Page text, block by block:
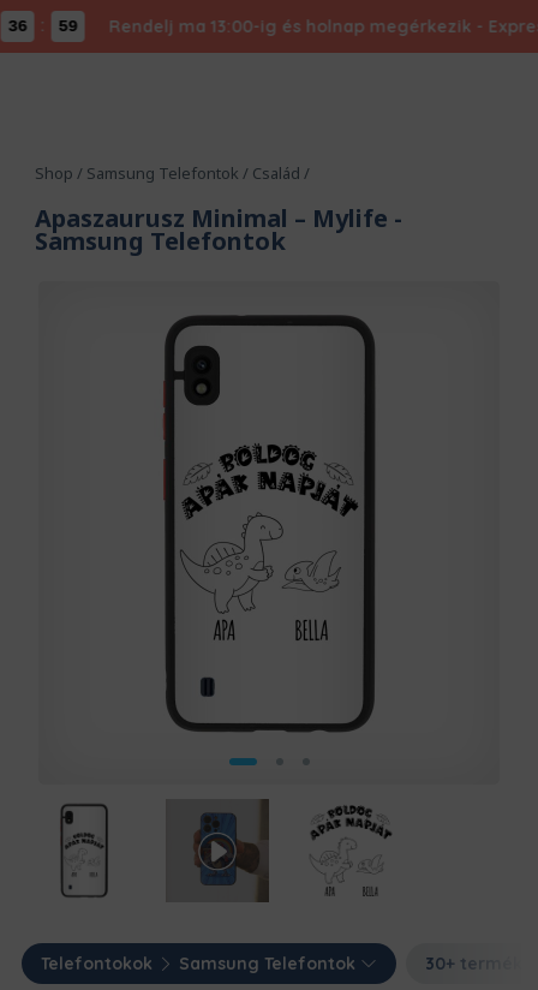
: 58 Rendelj ma 13:00-ig és holnap megérkezik -
Shop / Samsung Telefontok / Család /
Apaszaurusz Minimal – Mylife -
Samsung Telefontok
Telefontokok Samsung Telefontok 30+ termék